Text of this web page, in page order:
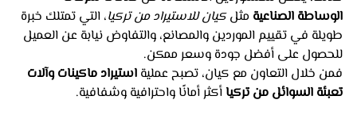
الوساطة الصناعية مثل كيان للاستيراد من تركيا، التي تمتلك خبرة
طويلة في تقييم الموردين والمصانع، والتفاوض نيابة عن العميل
للحصول على أفضل جودة وسعر ممكن.
فمن خلال التعاون مع كيان، تصبح عملية استيراد ماكينات وآلات
تعبئة السوائل من تركيا أكثر أمانًا واحترافية وشفافية.